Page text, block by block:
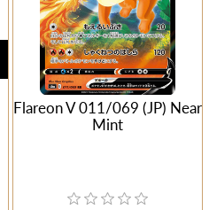
Flareon V 011/069 (JP) Near
Mint